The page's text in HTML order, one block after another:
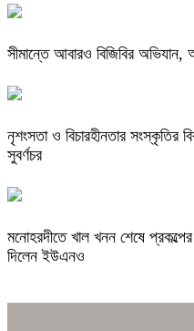
সীমান্তে আবারও বিজিবির অভিযান,
নৃশংসতা ও বিচারহীনতার সংস্কৃতির
সুবর্ণচর
মনোহরদীতে খাল খনন শেষে
দিলেন ইউএনও